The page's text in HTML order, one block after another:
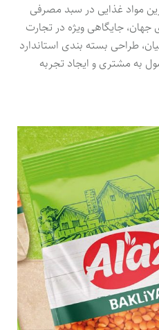
مواد غذایی در سبد مصرفی
جهان، جایگاهی ویژه در تجارت
طراحی بسته بندی استاندارد
به مشتری و ایجاد تجربه